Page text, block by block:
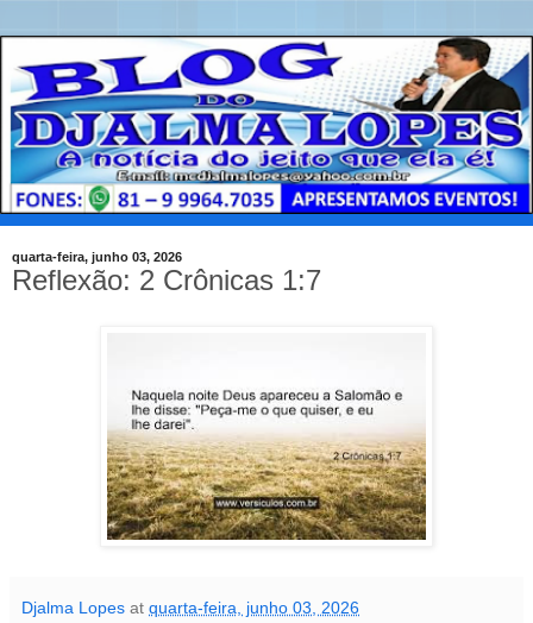
quarta-feira, junho 03, 2026
Reflexão: 2 Crônicas 1:7
Djalma Lopes at quarta-feira, junho 03, 2026